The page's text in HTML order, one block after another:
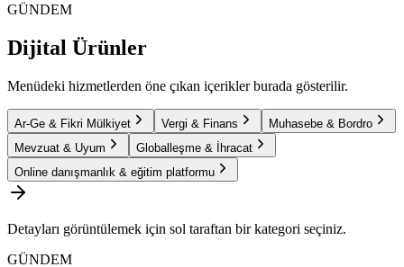
GÜNDEM
Dijital Ürünler
Menüdeki hizmetlerden öne çıkan içerikler burada gösterilir.
Ar-Ge & Fikri Mülkiyet Vergi & Finans
Muhasebe & Bordro
Mevzuat & Uyum
Globalleşme & İhracat
Online danışmanlık & eğitim platformu
Detayları görüntülemek için sol taraftan bir kategori seçiniz.
GÜNDEM